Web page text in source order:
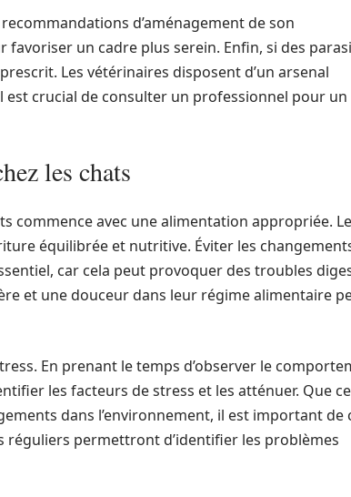
d’aménagement de son
un cadre plus serein. Enfin, si des
Les vétérinaires disposent d’un arsenal
crucial de consulter un professionnel pour un
les chats
commence avec une alimentation appropriée.
équilibrée et nutritive. Éviter les
car cela peut provoquer des troubles
et une douceur dans leur régime alimentaire
En prenant le temps d’observer le
les facteurs de stress et les atténuer. Que
dans l’environnement, il est important de
réguliers permettront d’identifier les problèmes